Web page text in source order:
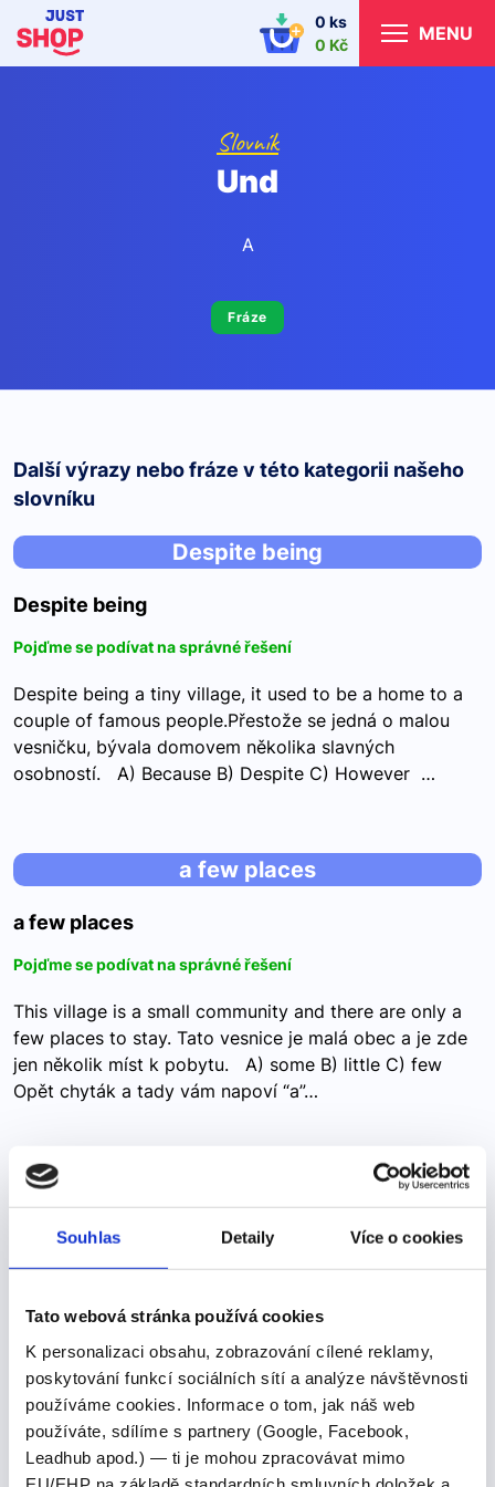
Souhlas Detaily Více o cookies
Tato webová stránka používá cookies
K personalizaci obsahu, zobrazování cílené reklamy,
poskytování funkcí sociálních sítí a analýze návštěvnosti
používáme cookies. Informace o tom, jak náš web
používáte, sdílíme s partnery (Google, Facebook,
Leadhub apod.) — ti je mohou zpracovávat mimo
0 ks
0 Kč
MENU
Slovník
Und
A
Fráze
Další výrazy nebo fráze v této kategorii našeho
slovníku
Despite being
Despite being
Pojďme se podívat na správné řešení
Despite being a tiny village, it used to be a home to a
couple of famous people.Přestože se jedná o malou
vesničku, bývala domovem několika slavných
osobností. A) Because B) Despite C) However …
a few places
a few places
Pojďme se podívat na správné řešení
This village is a small community and there are only a
few places to stay. Tato vesnice je malá obec a je zde
jen několik míst k pobytu. A) some B) little C) few
Opět chyták a tady vám napoví “a”…
on August 24th 2017
Finally, on August 24th 2017, I landed at Regina
International Airport to start the adventure of a
lifetime.Nakonec jsem 24. srpna 2017 přistál na
mezinárodním letišti Regina, abych zahájil životní…